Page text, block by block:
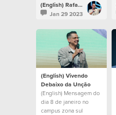
(English) Rafael Bitencourt
Jan 29 2023
(English) Vivendo
Debaixo da Unção
(English) Mensagem do
dia 8 de janeiro no
campus zona sul